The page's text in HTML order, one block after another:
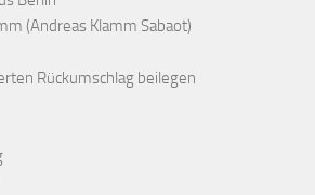
(Andreas Klamm Sabaot)
Rückumschlag beilegen